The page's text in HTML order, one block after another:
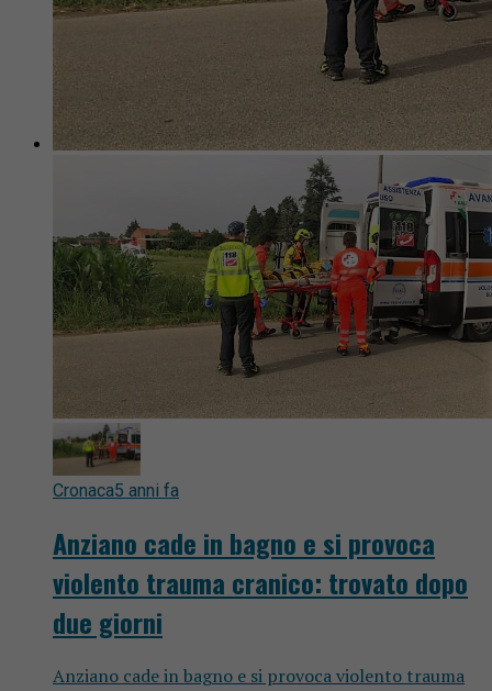
Cronaca5 anni fa
Anziano cade in bagno e si provoca
violento trauma cranico: trovato dopo
due giorni
Anziano cade in bagno e si provoca violento trauma